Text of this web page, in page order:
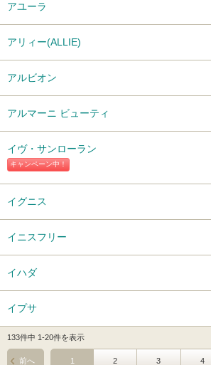
アユーラ
アリィー(ALLIE)
アルビオン
アルマーニ ビューティ
キャンペーン中！
イヴ・サンローラン
イグニス
イニスフリー
イハダ
イプサ
133件中 1-20件を表示
1 2 3 4
前へ